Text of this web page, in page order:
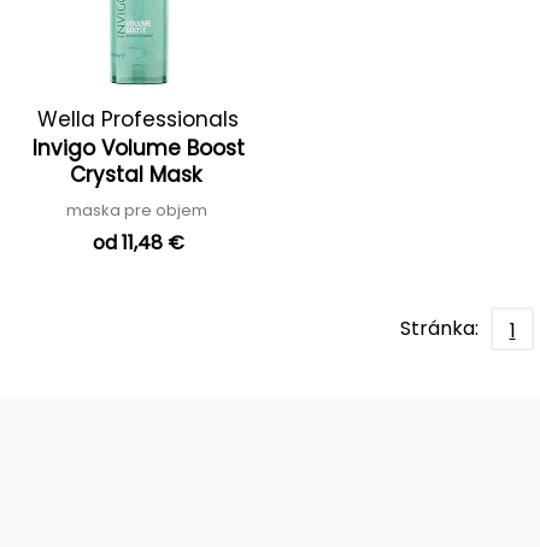
Wella Professionals
Invigo Volume Boost
Crystal Mask
maska pre objem
od 11,48 €
Stránka: 1